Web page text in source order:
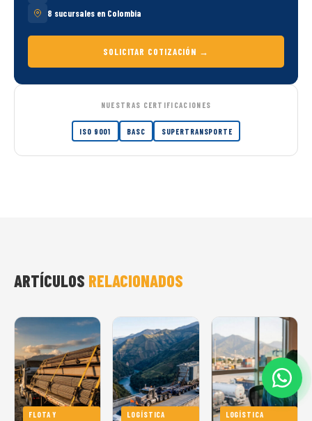
8 sucursales en Colombia
SOLICITAR COTIZACIÓN →
NUESTRAS CERTIFICACIONES
ISO 9001 BASC SUPERTRANSPORTE
ARTÍCULOS RELACIONADOS
FLOTA Y
LOGÍSTICA
LOGÍSTICA